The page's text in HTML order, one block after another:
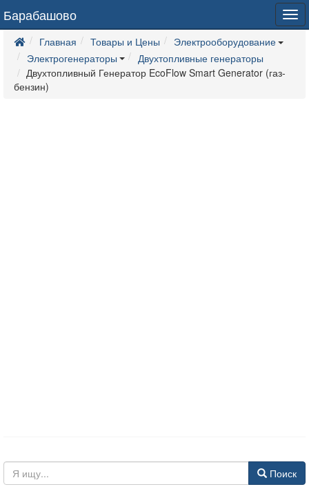
Барабашово
Главная Товары и Цены
Электрооборудование
Электрогенераторы
Двухтопливные генераторы
Двухтопливный Генератор EcoFlow Smart Generator (газ-
бензин)
Поиск